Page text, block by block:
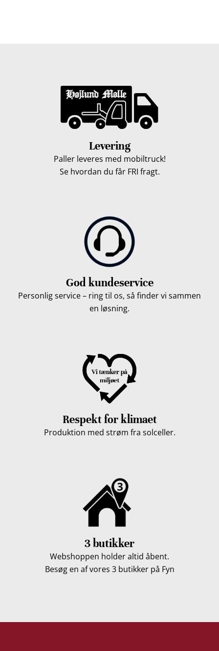
Levering
Paller leveres med mobiltruck!
Se hvordan du får FRI fragt.
God kundeservice
Personlig service – ring til os, så finder vi sammen
en løsning.
Respekt for klimaet
Produktion med strøm fra solceller.
3 butikker
Webshoppen holder altid åbent.
Besøg en af vores 3 butikker på Fyn